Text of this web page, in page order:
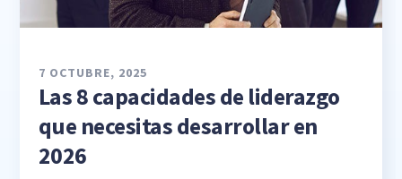
7 OCTUBRE, 2025
Las 8 capacidades de liderazgo
que necesitas desarrollar en
2026